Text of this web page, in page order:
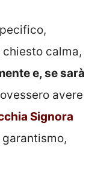
calma,
e, se sarà
avere
Signora